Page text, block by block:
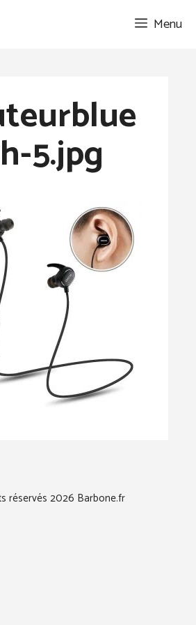
Menu
5.jpg
réservés 2026 Barbone.fr